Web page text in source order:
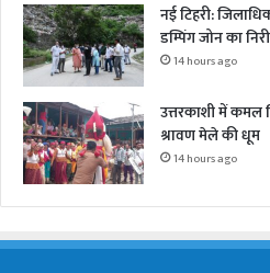
नई टिहरी:
डम्पिंग जोन का
14 hours ago
उत्तरकाशी में कमल
श्रावण मेले की धूम
14 hours ago